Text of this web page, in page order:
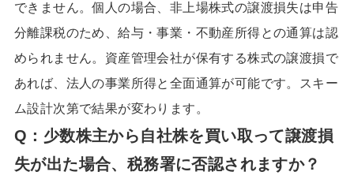
できません。個人の場合、非上場株式の譲渡損失は申告
分離課税のため、給与・事業・不動産所得との通算は認
められません。資産管理会社が保有する株式の譲渡損で
あれば、法人の事業所得と全面通算が可能です。スキー
ム設計次第で結果が変わります。
Q： 少数株主から自社株を買い取って譲渡損
失が出た場合、税務署に否認されますか？